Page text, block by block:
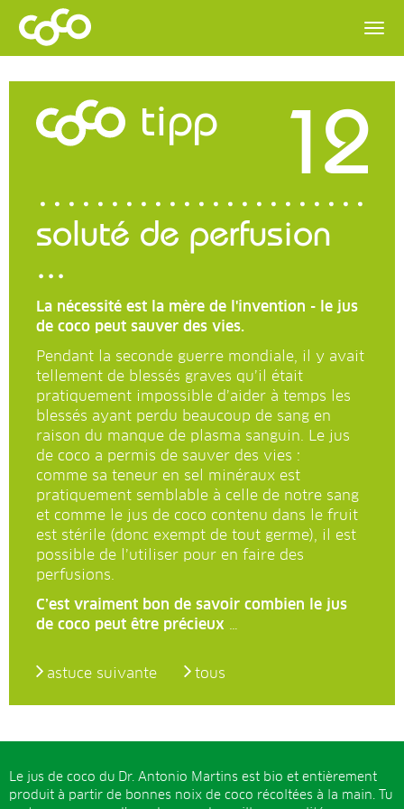
tipp 12
soluté de perfusion
...
La nécessité est la mère de l'invention - le jus
de coco peut sauver des vies.
Pendant la seconde guerre mondiale, il y avait
tellement de blessés graves qu’il était
pratiquement impossible d’aider à temps les
blessés ayant perdu beaucoup de sang en
raison du manque de plasma sanguin. Le jus
de coco a permis de sauver des vies :
comme sa teneur en sel minéraux est
pratiquement semblable à celle de notre sang
et comme le jus de coco contenu dans le fruit
est stérile (donc exempt de tout germe), il est
possible de l’utiliser pour en faire des
perfusions.
C’est vraiment bon de savoir combien le jus
de coco peut être précieux
astuce suivante tous
Le jus de coco du Dr. Antonio Martins est bio et entièrement
produit à partir de bonnes noix de coco récoltées à la main. Tu